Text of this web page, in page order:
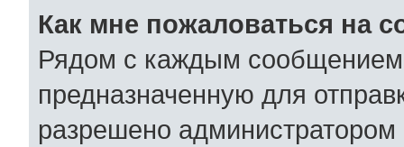
Как мне пожаловаться на
Рядом с каждым сообщением
предназначенную для
разрешено